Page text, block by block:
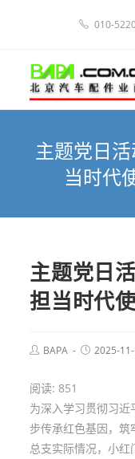
010-
主题党日
当时代
主题党日
担当时代
BAPA 2025-
阅读:851
为深入学习贯彻习
步传承红色基因，
总支实际情况，小